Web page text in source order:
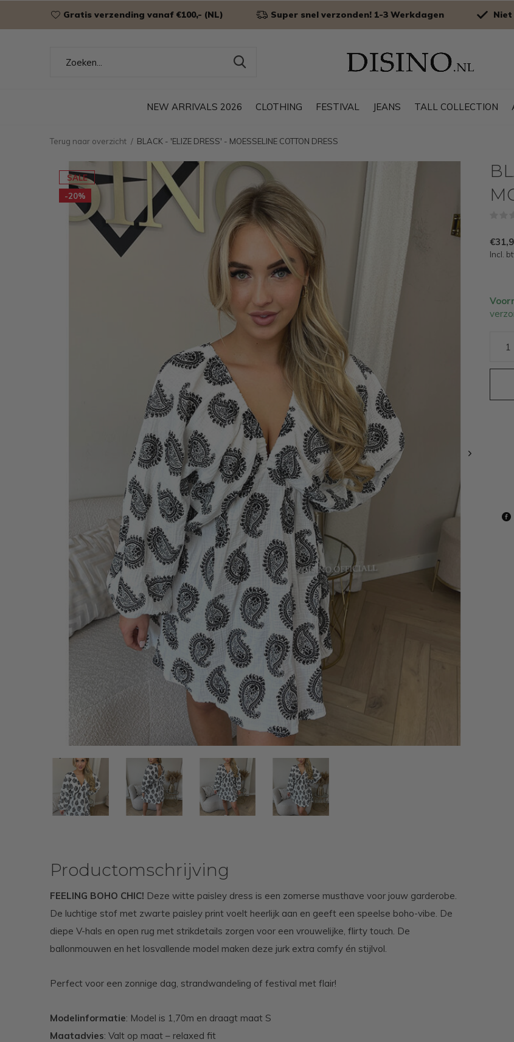
NEW ARRIVALS 2026 CLOTHING FESTIVAL JEANS TALL COLLECTION
Gratis verzending vanaf €100,- (NL) Super snel verzonden! 1-3 Werkdagen
Terug naar overzicht BLACK - 'ELIZE DRESS' - MOESSELINE COTTON DRESS
SALE
-20%
Incl.
Productomschrijving
FEELING BOHO CHIC! Deze witte paisley dress is een zomerse musthave voor jouw garderobe.
De luchtige stof met zwarte paisley print voelt heerlijk aan en geeft een speelse boho-vibe. De
diepe V-hals en open rug met strikdetails zorgen voor een vrouwelijke, flirty touch. De
ballonmouwen en het losvallende model maken deze jurk extra comfy én stijlvol.
Perfect voor een zonnige dag, strandwandeling of festival met flair!
Modelinformatie: Model is 1,70m en draagt maat S
Maatadvies: Valt op maat – relaxed fit